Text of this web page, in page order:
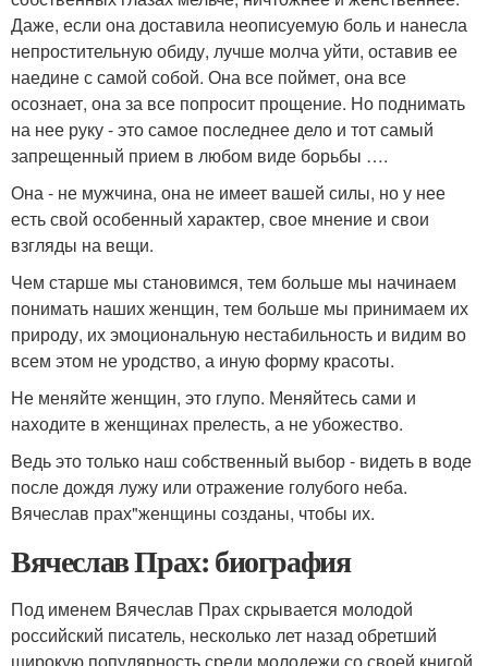
Даже, если она доставила неописуемую боль и нанесла
непростительную обиду, лучше молча уйти, оставив ее
наедине с самой собой. Она все поймет, она все
осознает, она за все попросит прощение. Но поднимать
на нее руку - это самое последнее дело и тот самый
запрещенный прием в любом виде борьбы ….
Она - не мужчина, она не имеет вашей силы, но у нее
есть свой особенный характер, свое мнение и свои
взгляды на вещи.
Чем старше мы становимся, тем больше мы начинаем
понимать наших женщин, тем больше мы принимаем их
природу, их эмоциональную нестабильность и видим во
всем этом не уродство, а иную форму красоты.
Не меняйте женщин, это глупо. Меняйтесь сами и
находите в женщинах прелесть, а не убожество.
Ведь это только наш собственный выбор - видеть в воде
после дождя лужу или отражение голубого неба.
Вячеслав прах"женщины созданы, чтобы их.
Вячеслав Прах: биография
Под именем Вячеслав Прах скрывается молодой
российский писатель, несколько лет назад обретший